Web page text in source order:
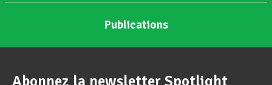
Publications
Abonnez la newsletter Spotlight